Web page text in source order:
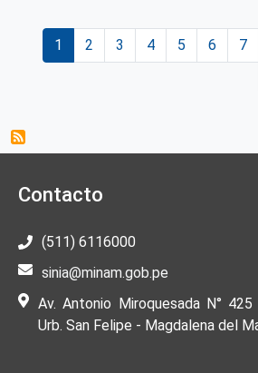
Paginación
Página actual
1 Página
2 Página
3 Página
4 Página
5 Página
6 7
Contacto
(511) 6116000
sinia@minam.gob.pe
Av. Antonio Miroquesada N°
Urb. San Felipe - Magdalena del